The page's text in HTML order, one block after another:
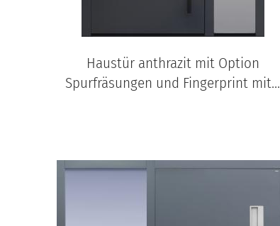
Haustür anthrazit mit Option
Spurfräsungen und Fingerprint mit...